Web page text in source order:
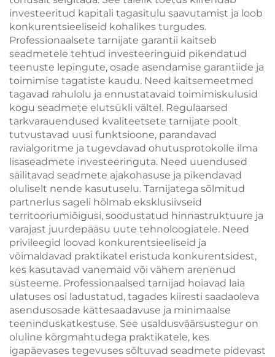
investeeritud kapitali tagasitulu saavutamist ja loob
konkurentsieeliseid kohalikes turgudes.
Professionaalsete tarnijate garantii kaitseb
seadmetele tehtud investeeringuid pikendatud
teenuste lepingute, osade asendamise garantiide ja
toimimise tagatiste kaudu. Need kaitsemeetmed
tagavad rahulolu ja ennustatavaid toimimiskulusid
kogu seadmete elutsükli vältel. Regulaarsed
tarkvarauendused kvaliteetsete tarnijate poolt
tutvustavad uusi funktsioone, parandavad
ravialgoritme ja tugevdavad ohutusprotokolle ilma
lisaseadmete investeeringuta. Need uuendused
säilitavad seadmete ajakohasuse ja pikendavad
oluliselt nende kasutuselu. Tarnijatega sõlmitud
partnerlus sageli hõlmab eksklusiivseid
territooriumiõigusi, soodustatud hinnastruktuure ja
varajast juurdepääsu uute tehnoloogiatele. Need
privileegid loovad konkurentsieeliseid ja
võimaldavad praktikatel eristuda konkurentsidest,
kes kasutavad vanemaid või vähem arenenud
süsteeme. Professionaalsed tarnijad hoiavad laia
ulatuses osi ladustatud, tagades kiiresti saadaoleva
asendusosade kättesaadavuse ja minimaalse
teeninduskatkestuse. See usaldusväärsustegur on
oluline kõrgmahtudega praktikatele, kes
igapäevases tegevuses sõltuvad seadmete pidevast